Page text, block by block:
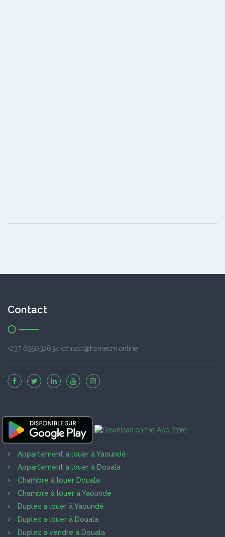
Contact
+237 695032634 contact@homecm.online
Appartement à louer à Yaoundé
Appartement à louer à Douala
Chambre à louer Douala
Chambre à louer à Yaoundé
Duplex à louer à Yaoundé
Duplex à louer à Douala
Duplex à vendre à Douala